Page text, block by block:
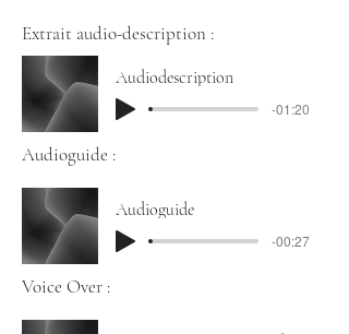
Extrait audio-description :
Audiodescription
-01:20
Audioguide :
Audioguide
-00:27
Voice Over :